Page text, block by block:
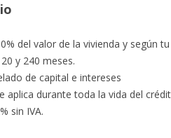
del valor de la vivienda y según
y 240 meses.
de capital e intereses
aplica durante toda la vida del
sin IVA.